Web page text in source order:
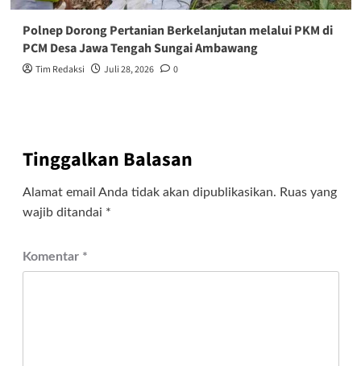
Polnep Dorong Pertanian Berkelanjutan melalui PKM di
PCM Desa Jawa Tengah Sungai Ambawang
Tim Redaksi Juli 28, 2026 0
Tinggalkan Balasan
Alamat email Anda tidak akan dipublikasikan. Ruas yang
wajib ditandai *
Komentar *